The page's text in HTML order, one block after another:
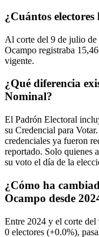
¿Cuántos
Al corte del 9 de julio de
Ocampo registraba
vigente.
¿Qué diferencia
Nominal?
El Padrón Electoral
su Credencial para
credenciales ya fueron
reportado. Solo quienes
su voto el día de la
¿Cómo ha
Ocampo desde
Entre 2024 y el corte del
0 electores (+0.0%),